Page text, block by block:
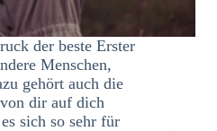
der beste Erster
Menschen,
gehört auch die
dir auf dich
sich so sehr für